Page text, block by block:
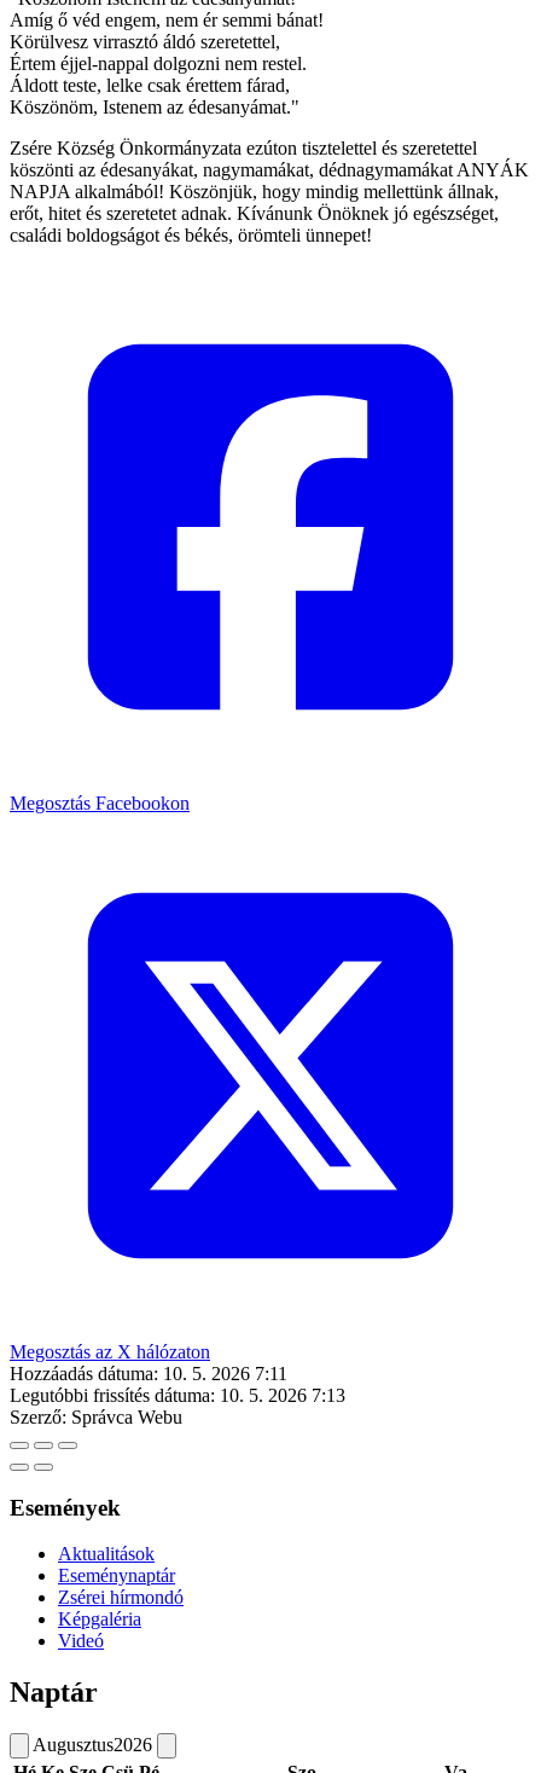
Amíg ő véd engem, nem ér semmi bánat!
Körülvesz virrasztó áldó szeretettel,
Értem éjjel-nappal dolgozni nem restel.
Áldott teste, lelke csak érettem fárad,
Köszönöm, Istenem az édesanyámat."
Zsére Község Önkormányzata ezúton tisztelettel és szeretettel
köszönti az édesanyákat, nagymamákat, dédnagymamákat ANYÁK
NAPJA alkalmából! Köszönjük, hogy mindig mellettünk állnak,
erőt, hitet és szeretetet adnak. Kívánunk Önöknek jó egészséget,
családi boldogságot és békés, örömteli ünnepet!
Megosztás Facebookon
Megosztás az X hálózaton
Hozzáadás dátuma: 10. 5. 2026 7:11
Legutóbbi frissítés dátuma: 10. 5. 2026 7:13
Szerző: Správca Webu
Események
Aktualitások
Eseménynaptár
Zsérei hírmondó
Képgaléria
Videó
Naptár
Augusztus2026